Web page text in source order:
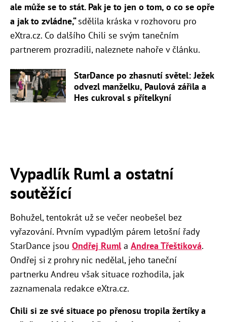
ale může se to stát. Pak je to jen o tom, o co se opře
a jak to zvládne,“sdělila kráska v rozhovoru pro
eXtra.cz. Co dalšího Chili se svým tanečním
partnerem prozradili, naleznete nahoře v článku.
StarDance po zhasnutí světel: Ježek
odvezl manželku, Paulová zářila a
Hes cukroval s přítelkyní
Vypadlík Ruml a ostatní
soutěžící
Bohužel, tentokrát už se večer neobešel bez
vyřazování. Prvním vypadlým párem letošní řady
StarDance jsou Ondřej Rumla Andrea Třeštiková.
Ondřej si z prohry nic nedělal, jeho taneční
partnerku Andreu však situace rozhodila, jak
zaznamenala redakce eXtra.cz.
Chili si ze své situace po přenosu tropila žertíky a